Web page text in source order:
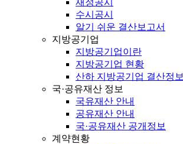
재정공시
수시공시
알기 쉬운 결산보고서
지방공기업
지방공기업이란
지방공기업 현황
산하 지방공기업 결산정보
국·공유재산 정보
국유재산 안내
공유재산 안내
국·공유재산 공개정보
계약현황